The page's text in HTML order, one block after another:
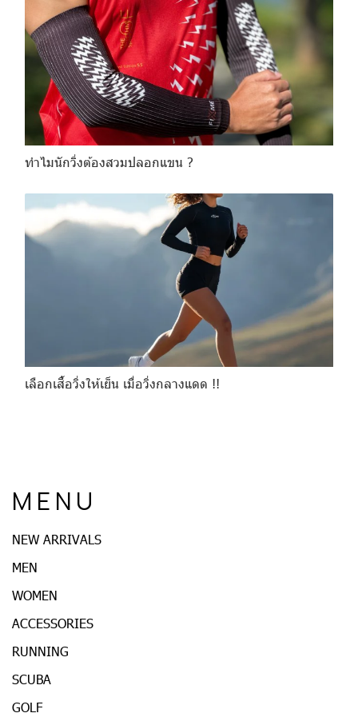
ทำไมนักวิ่งต้องสวมปลอกแขน ?
เลือกเสื้อวิ่งให้เย็น เมื่อวิ่งกลางแดด !!
M E N U
NEW ARRIVALS
MEN
WOMEN
ACCESSORIES
RUNNING
SCUBA
GOLF